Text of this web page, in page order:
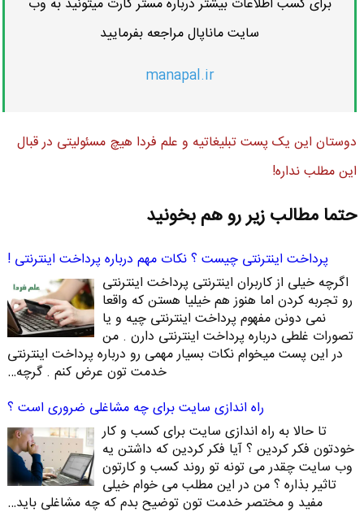
سایت ماناپال مراجعه بفرمایید
manapal.ir
دوستان این یک پست تبلیغاتیه و علم فردا هیچ مسئولیتی در قبال
این مطلب نداره!
حتما مطالب زیر رو هم بخونید
پرداخت اینترنتی چیست ؟ نکات مهم درباره پرداخت اینترنتی !
اگرچه خیلی از کاربران اینترنتی پرداخت اینترنتی
رو تجربه کردن اما هنوز هم خیلیا هستن که واقعا
نمی دونن مفهوم پرداخت اینترنتی چیه و یا
تصورات غلطی درباره پرداخت اینترنتی دارن . من
در این پست میخوام نکات بسیار مهمی رو درباره پرداخت اینترنتی
خدمت تون عرض کنم . گرچه…
راه اندازی سایت برای چه مشاغلی ضروری است ؟
تا حالا به راه اندازی سایت برای کسب و کار
خودتون فکر کردین ؟ آیا فکر کردین که داشتن یه
وب سایت چقدر می تونه تو روند کسب و کارتون
تاثیر بذاره ؟ من در این مطلب می خوام خیلی
مفید و مختصر خدمت تون توضیح بدم که چه مشاغلی باید…